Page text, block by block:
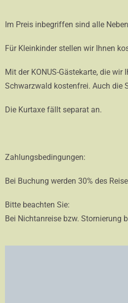
Im Preis inbegriffen sind alle
Für Kleinkinder stellen wir Ihnen
Mit der KONUS-Gästekarte, die
Schwarzwald kostenfrei. Auch die
Die Kurtaxe fällt separat an.
Zahlungsbedingungen:
Bei Buchung werden 30% des
Bei Nichtanreise bzw. Stornierung